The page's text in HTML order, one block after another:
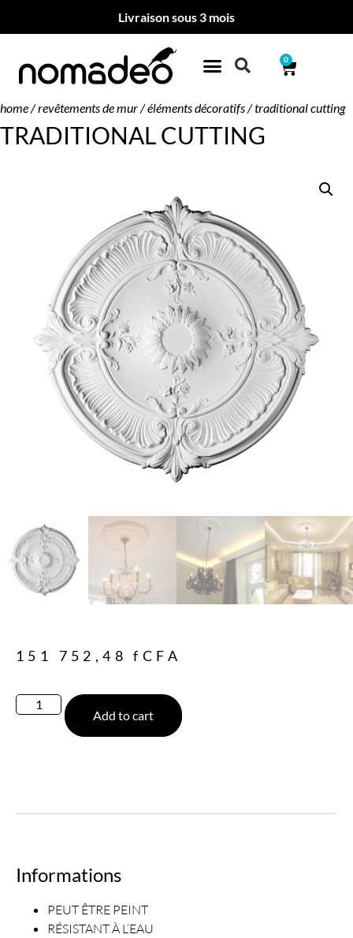
Livraison sous 3 mois
0
home/revêtements de mur/éléments décoratifs/ traditional cutting
TRADITIONAL CUTTING
151 752,48fCFA
Add to cart
Informations
PEUT ÊTRE PEINT
RÉSISTANT À L’EAU